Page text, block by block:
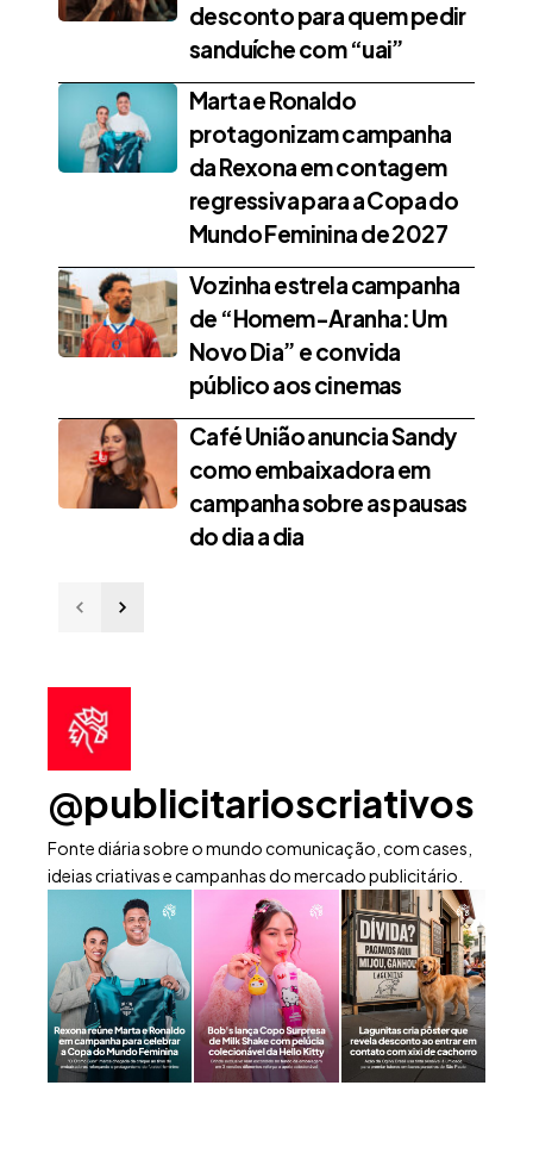
desconto para quem pedir
sanduíche com “uai”
Marta e Ronaldo
protagonizam campanha
da Rexona em contagem
regressiva para a Copa do
Mundo Feminina de 2027
Vozinha estrela campanha
de “Homem-Aranha: Um
Novo Dia” e convida
público aos cinemas
Café União anuncia Sandy
como embaixadora em
campanha sobre as pausas
do dia a dia
@publicitarioscriativos
Fonte diária sobre o mundo comunicação, com cases,
ideias criativas e campanhas do mercado publicitário.